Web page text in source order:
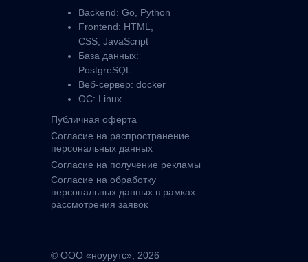
© ООО «ноурутс», 2026
Backend: Go, Python
Frontend: HTML,
CSS, JavaScript
База данных:
PostgreSQL
Веб-сервер: docker
ОС: Linux
Публичная оферта
Согласие на распространение
персональных данных
Согласие на получение рекламы
Согласие на обработку
персональных данных в рамках
рассмотрения заявок